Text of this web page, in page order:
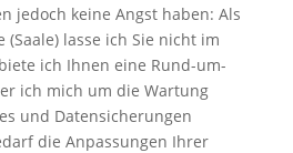
jedoch keine Angst haben: Als
lasse ich Sie nicht im
ich Ihnen eine Rund-um-
ich mich um die Wartung
und Datensicherungen
die Anpassungen Ihrer